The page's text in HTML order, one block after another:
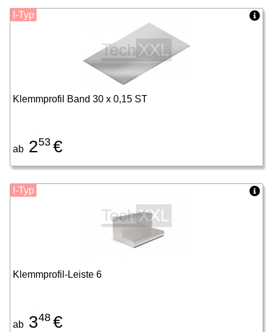
Klemmprofil Band 30 x 0,15 ST
ab 253 €
I-Typ
Klemmprofil-Leiste 6
ab 348 €
I-Typ